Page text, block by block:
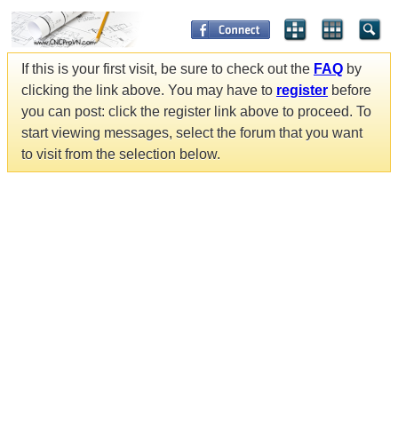
If this is your first visit, be sure to check out the FAQ by
clicking the link above. You may have to register before
you can post: click the register link above to proceed. To
start viewing messages, select the forum that you want
to visit from the selection below.